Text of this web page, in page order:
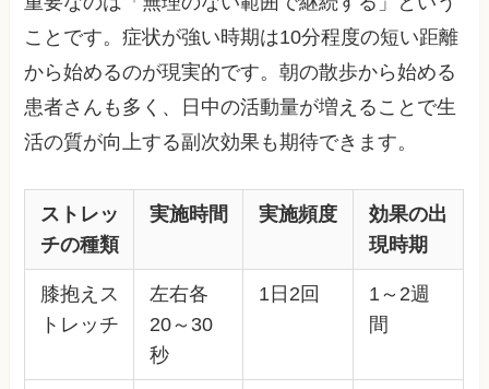
ことです。症状が強い時期は10分程度の短い距離
から始めるのが現実的です。朝の散歩から始める
患者さんも多く、日中の活動量が増えることで生
活の質が向上する副次効果も期待できます。
ストレッ
チの種類
実施時間 実施頻度
効果の出
現時期
膝抱えス
トレッチ
左右各
20～30
秒
1日2回
1～2週
間